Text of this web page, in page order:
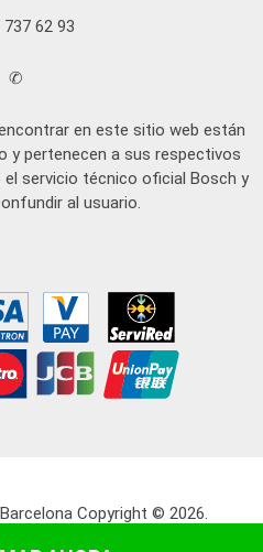
737 62 93
✆
en este sitio web están
y pertenecen a sus respectivos
servicio técnico oficial Bosch y
al usuario.
Copyright © 2026.